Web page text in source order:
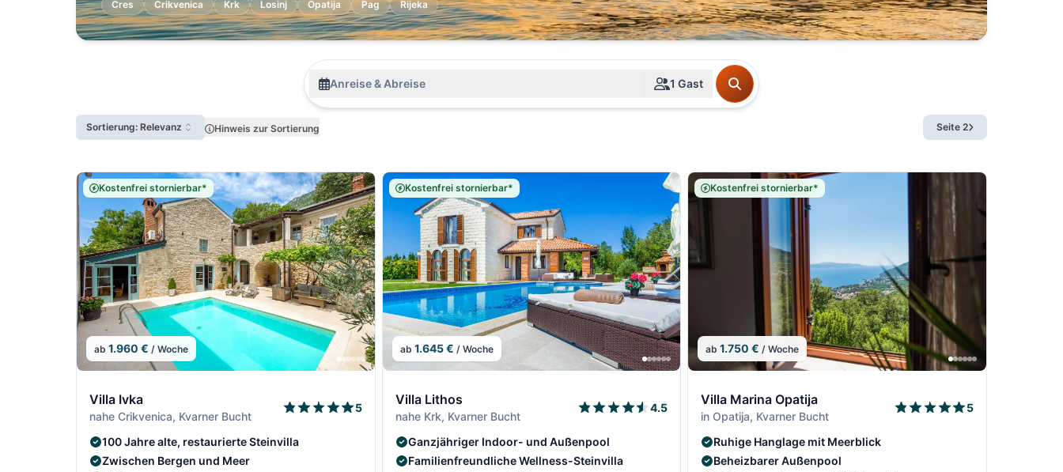
Cres Crikvenica Krk Losinj Opatija Pag Rijeka
Anreise & Abreise 1 Gast
Sortierung: Relevanz Hinweis zur Sortierung Seite 2
Kostenfrei stornierbar*
ab 1.960 € / Woche
Villa Ivka
nahe Crikvenica, Kvarner Bucht
5
100 Jahre alte, restaurierte Steinvilla
Zwischen Bergen und Meer
Kostenfrei stornierbar*
ab 1.645 € / Woche
Villa Lithos
nahe Krk, Kvarner Bucht
4.5
Ganzjähriger Indoor- und Außenpool
Familienfreundliche Wellness-Steinvilla
Kostenfrei stornierbar*
ab1.750 € / Woche
Villa Marina Opatija
in Opatija, Kvarner Bucht
5
Ruhige Hanglage mit Meerblick
Beheizbarer Außenpool